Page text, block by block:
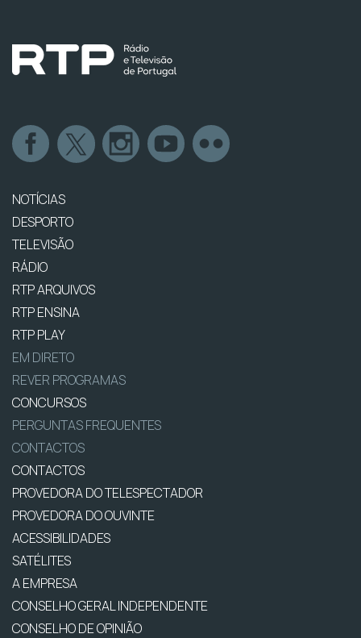
NOTÍCIAS
DESPORTO
TELEVISÃO
RÁDIO
RTP ARQUIVOS
RTP ENSINA
RTP PLAY
EM DIRETO
REVER PROGRAMAS
CONCURSOS
PERGUNTAS FREQUENTES
CONTACTOS
CONTACTOS
PROVEDORA DO TELESPECTADOR
PROVEDORA DO OUVINTE
ACESSIBILIDADES
SATÉLITES
A EMPRESA
CONSELHO GERAL INDEPENDENTE
CONSELHO DE OPINIÃO